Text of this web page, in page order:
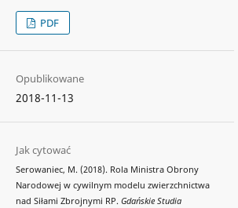
PDF
Opublikowane
2018-11-13
Jak cytować
Serowaniec, M. (2018). Rola Ministra Obrony
Narodowej w cywilnym modelu zwierzchnictwa
nad Siłami Zbrojnymi RP. Gdańskie Studia